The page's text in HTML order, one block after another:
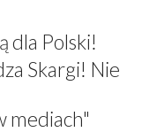
dla Polski!
Skargi! Nie
mediach"